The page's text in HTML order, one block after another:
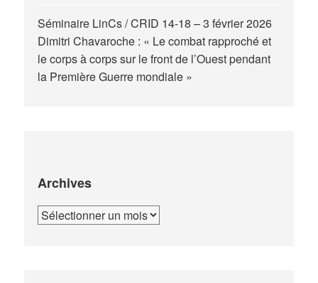
Séminaire LinCs / CRID 14-18 – 3 février 2026
Dimitri Chavaroche : « Le combat rapproché et
le corps à corps sur le front de l’Ouest pendant
la Première Guerre mondiale »
Archives
Archives